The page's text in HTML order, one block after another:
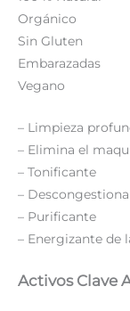
Orgánico
Sin Gluten
Embarazadas
Vegano
– Limpieza
– Elimina el
– Tonificante
–
– Purificante
– Energizante de
Activos Clave